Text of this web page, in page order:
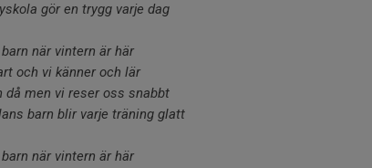
gör en trygg varje dag
när vintern är här
och vi känner och lär
då men vi reser oss snabbt
barn blir varje träning glatt
när vintern är här